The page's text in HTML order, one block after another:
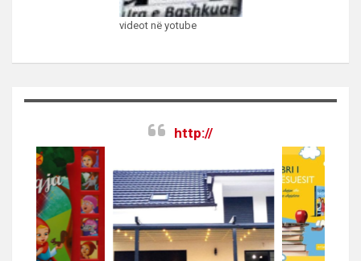
videot në yotube
http://